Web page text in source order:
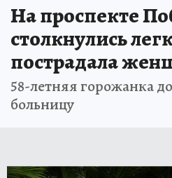
На проспекте
столкнулись
пострадала
58-летняя горожанка
больницу